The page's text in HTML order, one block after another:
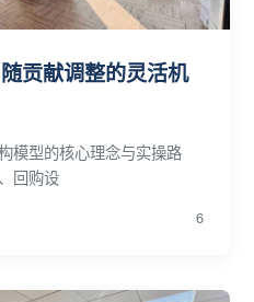
贡献调整的灵活机
模型的核心理念与实操路
回购设
6